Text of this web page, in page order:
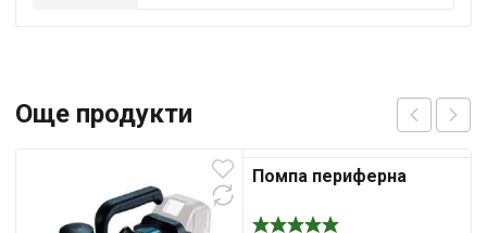
Още продукти
Помпа периферна